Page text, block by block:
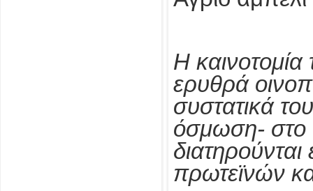
Η καινοτομία
ερυθρά
συστατικά
όσμωση- στο
πρωτεϊνών